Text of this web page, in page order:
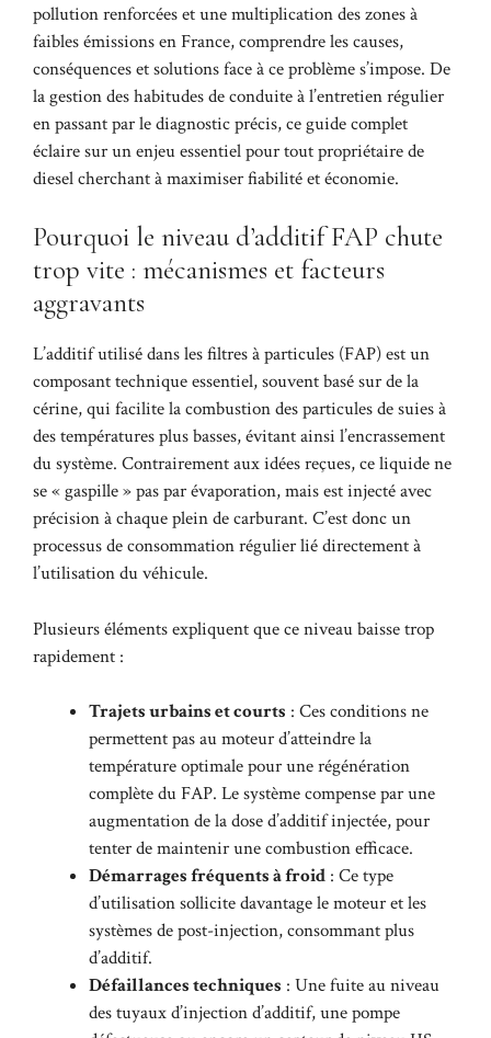
pollution renforcées et une multiplication des zones à
faibles émissions en France, comprendre les causes,
conséquences et solutions face à ce problème s’impose. De
la gestion des habitudes de conduite à l’entretien régulier
en passant par le diagnostic précis, ce guide complet
éclaire sur un enjeu essentiel pour tout propriétaire de
diesel cherchant à maximiser fiabilité et économie.
Pourquoi le niveau d’additif FAP chute
trop vite : mécanismes et facteurs
aggravants
L’additif utilisé dans les filtres à particules (FAP) est un
composant technique essentiel, souvent basé sur de la
cérine, qui facilite la combustion des particules de suies à
des températures plus basses, évitant ainsi l’encrassement
du système. Contrairement aux idées reçues, ce liquide ne
se « gaspille » pas par évaporation, mais est injecté avec
précision à chaque plein de carburant. C’est donc un
processus de consommation régulier lié directement à
l’utilisation du véhicule.
Plusieurs éléments expliquent que ce niveau baisse trop
rapidement :
Trajets urbains et courts : Ces conditions ne
permettent pas au moteur d’atteindre la
température optimale pour une régénération
complète du FAP. Le système compense par une
augmentation de la dose d’additif injectée, pour
tenter de maintenir une combustion efficace.
Démarrages fréquents à froid : Ce type
d’utilisation sollicite davantage le moteur et les
systèmes de post-injection, consommant plus
d’additif.
Défaillances techniques : Une fuite au niveau
des tuyaux d’injection d’additif, une pompe